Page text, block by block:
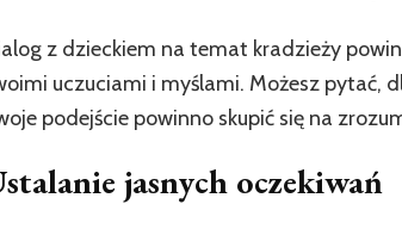
z dzieckiem na temat kradzieży
uczuciami i myślami. Możesz pytać,
podejście powinno skupić się na
jasnych oczekiwań